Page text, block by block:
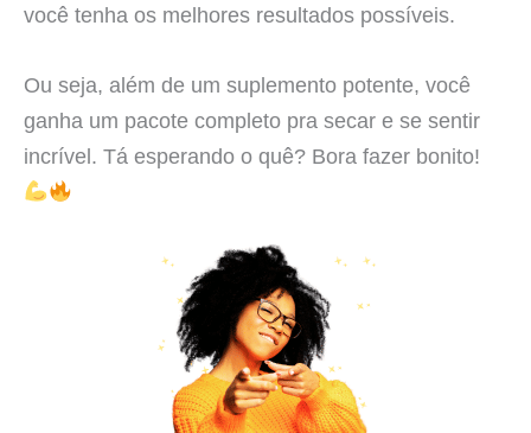
você tenha os melhores resultados possíveis.
Ou seja, além de um suplemento potente, você
ganha um pacote completo pra secar e se sentir
incrível. Tá esperando o quê? Bora fazer bonito!